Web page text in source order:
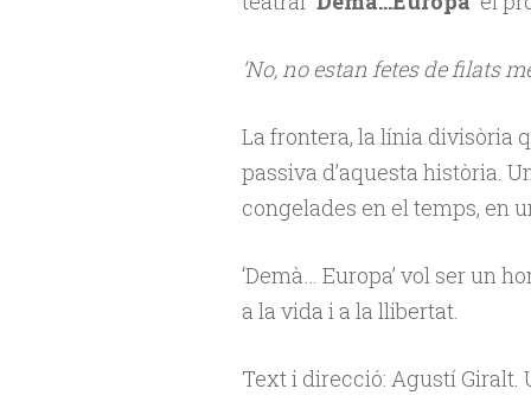
‘No, no estan fetes de filats
La frontera, la línia divisòria
passiva d’aquesta història.
congelades en el temps, en
‘Demà… Europa’ vol ser un
a la vida i a la llibertat.
Text i direcció: Agustí Giralt.